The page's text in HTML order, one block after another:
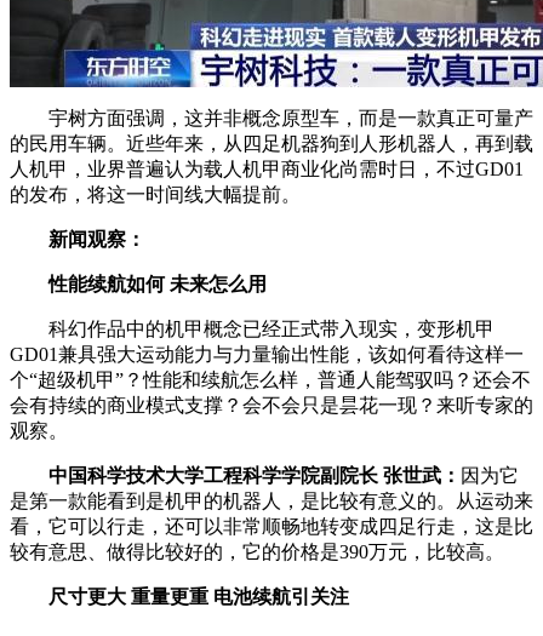
宇树方面强调，这并非概念原型车，而是一款真正可量产
的民用车辆。近些年来，从四足机器狗到人形机器人，再到载
人机甲，业界普遍认为载人机甲商业化尚需时日，不过GD01
的发布，将这一时间线大幅提前。
新闻观察：
性能续航如何 未来怎么用
科幻作品中的机甲概念已经正式带入现实，变形机甲
GD01兼具强大运动能力与力量输出性能，该如何看待这样一
个“超级机甲”？性能和续航怎么样，普通人能驾驭吗？还会不
会有持续的商业模式支撑？会不会只是昙花一现？来听专家的
观察。
中国科学技术大学工程科学学院副院长 张世武： 因为它
是第一款能看到是机甲的机器人，是比较有意义的。从运动来
看，它可以行走，还可以非常顺畅地转变成四足行走，这是比
较有意思、做得比较好的，它的价格是390万元，比较高。
尺寸更大 重量更重 电池续航引关注